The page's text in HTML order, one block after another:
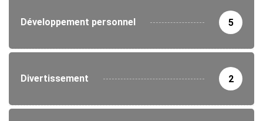
Développement personnel 5
Divertissement 2